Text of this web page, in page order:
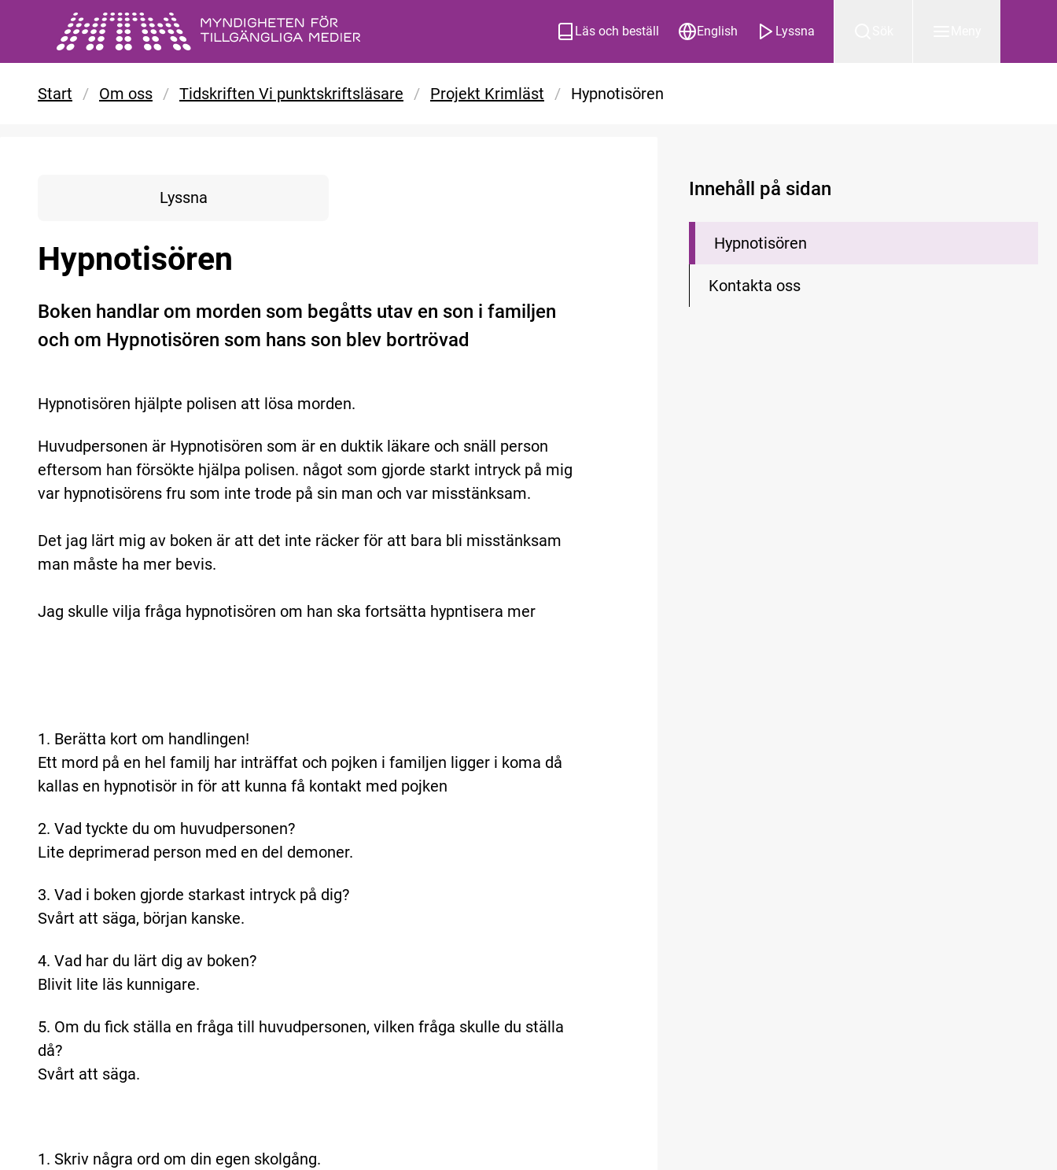
Gå till huvudinnehåll
Läs och beställ English Lyssna
Start / Om oss / Tidskriften Vi punktskriftsläsare / Projekt Krimläst / Hypnotisören
Lyssna
Hypnotisören
Boken handlar om morden som begåtts utav en son i familjen
och om Hypnotisören som hans son blev bortrövad
Hypnotisören hjälpte polisen att lösa morden.
Huvudpersonen är Hypnotisören som är en duktik läkare och snäll person
eftersom han försökte hjälpa polisen. något som gjorde starkt intryck på mig
var hypnotisörens fru som inte trode på sin man och var misstänksam.
Det jag lärt mig av boken är att det inte räcker för att bara bli misstänksam
man måste ha mer bevis.
Jag skulle vilja fråga hypnotisören om han ska fortsätta hypntisera mer
1. Berätta kort om handlingen!
Ett mord på en hel familj har inträffat och pojken i familjen ligger i koma då
kallas en hypnotisör in för att kunna få kontakt med pojken
2. Vad tyckte du om huvudpersonen?
Lite deprimerad person med en del demoner.
3. Vad i boken gjorde starkast intryck på dig?
Svårt att säga, början kanske.
4. Vad har du lärt dig av boken?
Blivit lite läs kunnigare.
5. Om du fick ställa en fråga till huvudpersonen, vilken fråga skulle du ställa
då?
Svårt att säga.
1. Skriv några ord om din egen skolgång.
Innehåll på sidan
Hypnotisören
Kontakta oss